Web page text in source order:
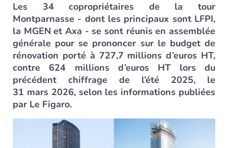
Les 34 copropriétaires de la tour
Montparnasse - dont les principaux sont LFPI,
la MGEN et Axa - se sont réunis en assemblée
générale pour se prononcer sur le budget de
rénovation porté à 727,7 millions d’euros HT,
contre 624 millions d’euros HT lors du
précédent chiffrage de l’été 2025, le
31 mars 2026, selon les informations publiées
par Le Figaro.